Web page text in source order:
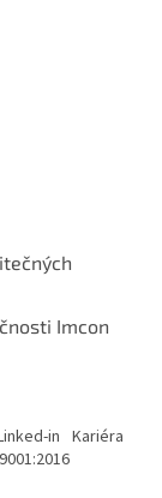
Imcon
in Kariéra